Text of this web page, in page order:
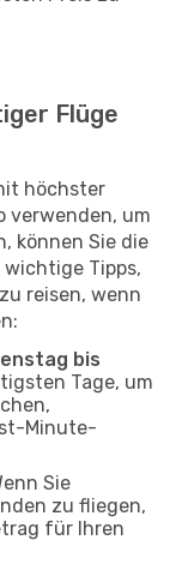
Flüge
höchster
verwenden, um
können Sie die
wichtige Tipps,
reisen, wenn
bis
Tage, um
Minute-
Sie
zu fliegen,
für Ihren